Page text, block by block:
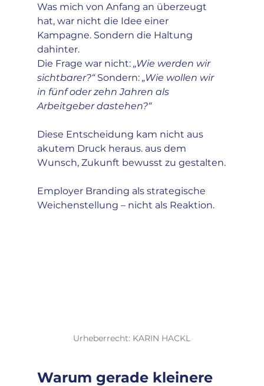
Was mich von Anfang an überzeugt
hat, war nicht die Idee einer
Kampagne. Sondern die Haltung
dahinter.
Die Frage war nicht: „Wie werden wir
sichtbarer?“ Sondern: „Wie wollen wir
in fünf oder zehn Jahren als
Arbeitgeber dastehen?“
Diese Entscheidung kam nicht aus
akutem Druck heraus. aus dem
Wunsch, Zukunft bewusst zu gestalten.
Employer Branding als strategische
Weichenstellung – nicht als Reaktion.
Urheberrecht: KARIN HACKL
Warum gerade kleinere